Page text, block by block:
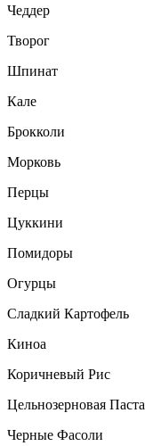
Чеддер
Творог
Шпинат
Кале
Брокколи
Морковь
Перцы
Цуккини
Помидоры
Огурцы
Сладкий Картофель
Киноа
Коричневый Рис
Цельнозерновая Паста
Черные Фасоли